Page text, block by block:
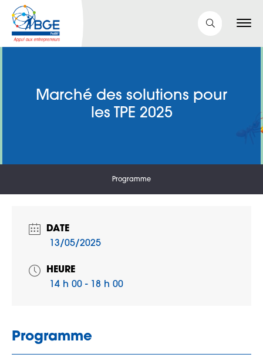
Marché des solutions pour
les TPE 2025
Programme
DATE
13/05/2025
HEURE
14 h 00 - 18 h 00
Programme